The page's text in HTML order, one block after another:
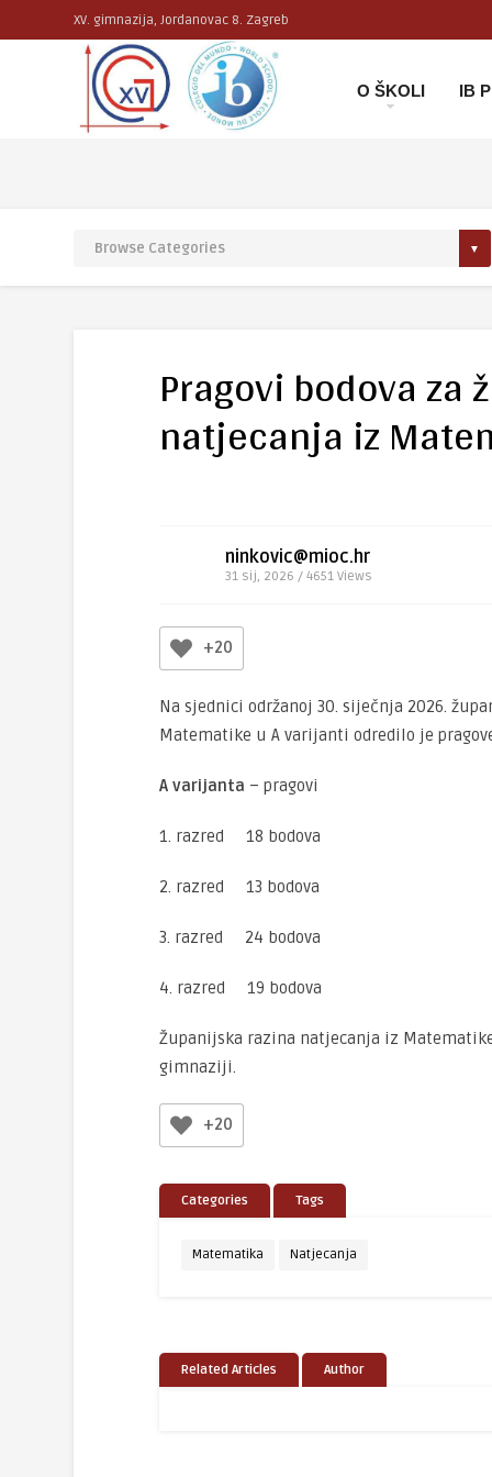
XV. gimnazija, Jordanovac 8. Zagreb
O ŠKOLI IB
Pragovi bodova
natjecanja iz
ninkovic@mioc.hr
31 sij, 2026 / 4651 Views
+20
Na sjednici održanoj 30. siječnja 2026.
Matematike u A varijanti odredilo je
A varijanta – pragovi
1. razred 18 bodova
2. razred 13 bodova
3. razred 24 bodova
4. razred 19 bodova
Županijska razina natjecanja iz
gimnaziji.
+20
Categories Tags
Matematika Natjecanja
Related Articles Author